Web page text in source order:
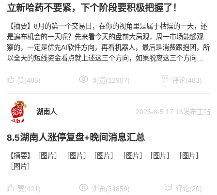
立新哈药不要紧，下个阶段要积极把握了！
【摘要】8月的第一个交易日，在你的视角里是属于枯燥的一天，还
是遍布机会的一天呢？先来看今天的盘前大局观，周一市场能够观
察的，一定是优先AI软件方向，再看机器人，最后是消费跟抱团，所
以全天的短线资金看点就上述这三个方向，如果脱离这三个方向，
赞(485)
浏览(12907) 评论(483)
湖南人 2026-8-5 17:16发布主帖
8.5湖南人涨停复盘+晚间消息汇总
【摘要】［图片］ ［图片］［图片］ ［图片］［图片］ ［图片］
［图片］
赞(421) 浏览(34859) 评论(20)